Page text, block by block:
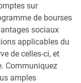
sur
de bourses
sociaux
applicables du
de celles-ci, et
Communiquez
amples